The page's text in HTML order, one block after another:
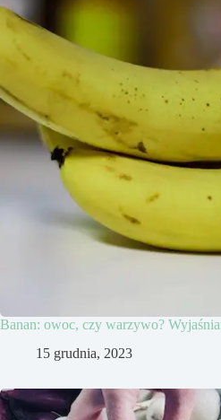
Banan: owoc, czy warzywo?
15 grudnia, 2023